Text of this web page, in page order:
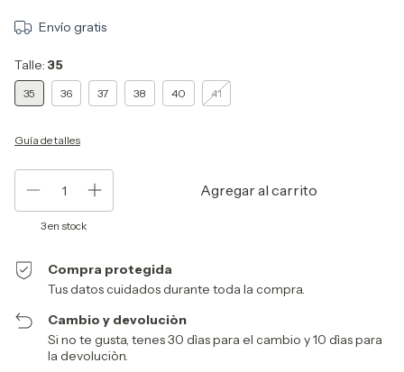
Envío gratis
Talle: 35
35 36 37 38 40 41
Guía de talles
3en stock
Compra protegida
Tus datos cuidados durante toda la compra.
Cambio y devoluciòn
Si no te gusta, tenes 30 dìas para el cambio y 10 dìas para
la devoluciòn.